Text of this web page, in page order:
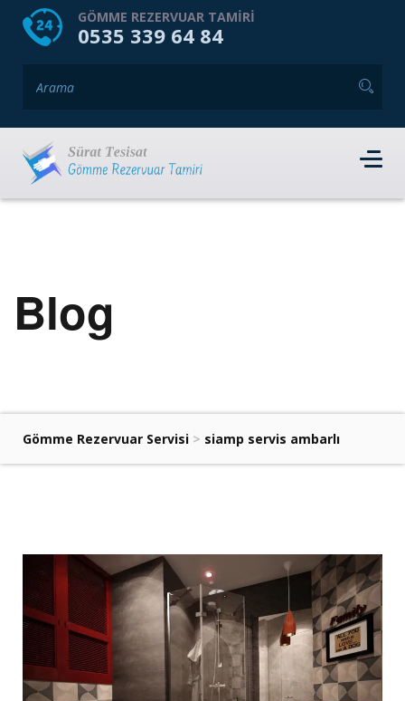
HOME HAKKIMIZDA
GÖMME REZERVUAR TAMIRI
0535 339 64 84
Blog
Gömme Rezervuar Servisi > siamp servis ambarlı